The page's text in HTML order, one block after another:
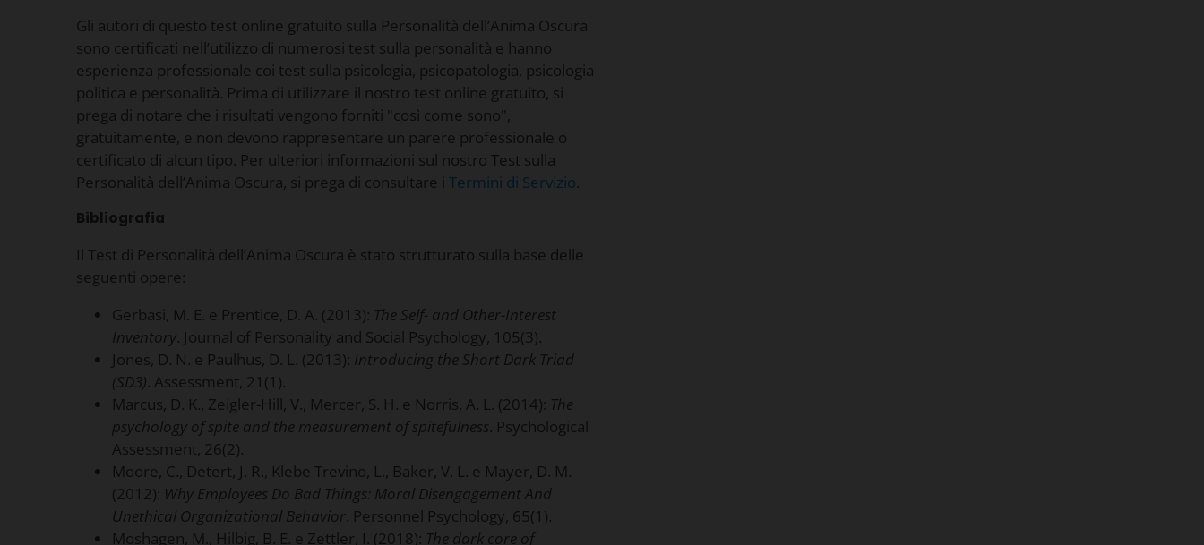
Gli autori di questo test online gratuito sulla Personalità dell’Anima Oscura
sono certificati nell’utilizzo di numerosi test sulla personalità e hanno
esperienza professionale coi test sulla psicologia, psicopatologia, psicologia
politica e personalità. Prima di utilizzare il nostro test online gratuito, si
prega di notare che i risultati vengono forniti "così come sono",
gratuitamente, e non devono rappresentare un parere professionale o
certificato di alcun tipo. Per ulteriori informazioni sul nostro Test sulla
Personalità dell’Anima Oscura, si prega di consultare i Termini di Servizio.
Bibliografia
Il Test di Personalità dell’Anima Oscura è stato strutturato sulla base delle
seguenti opere:
Gerbasi, M. E. e Prentice, D. A. (2013): The Self- and Other-Interest
Inventory. Journal of Personality and Social Psychology, 105(3).
Jones, D. N. e Paulhus, D. L. (2013): Introducing the Short Dark Triad
(SD3). Assessment, 21(1).
Marcus, D. K., Zeigler-Hill, V., Mercer, S. H. e Norris, A. L. (2014): The
psychology of spite and the measurement of spitefulness. Psychological
Assessment, 26(2).
Moore, C., Detert, J. R., Klebe Trevino, L., Baker, V. L. e Mayer, D. M.
(2012): Why Employees Do Bad Things: Moral Disengagement And
Unethical Organizational Behavior. Personnel Psychology, 65(1).
Moshagen, M., Hilbig, B. E. e Zettler, I. (2018): The dark core of